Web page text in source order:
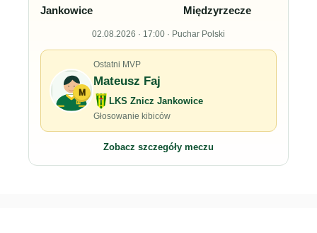
Jankowice
Międzyrzecze
02.08.2026 · 17:00 · Puchar Polski
M
Ostatni MVP
Mateusz Faj
LKS Znicz Jankowice
Głosowanie kibiców
Zobacz szczegóły meczu